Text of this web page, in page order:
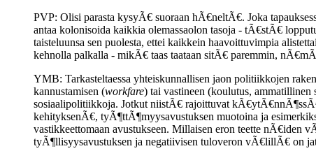
PVP: Olisi parasta kysyÃ€ suoraan hÃ€neltÃ€. Joka
antaa kolonisoida kaikkia olemassaolon tasoja - tÃ€stÃ€
taisteluunsa sen puolesta, ettei kaikkein haavoittuvimpia
kehnolla palkalla - mikÃ€ taas taataan sitÃ€ paremmin,
YMB: Tarkasteltaessa yhteiskunnallisen jaon politiikkojen
kannustamisen (workfare) tai vastineen (koulutus,
sosiaalipolitiikkoja. Jotkut niistÃ€ rajoittuvat
kehityksenÃ€, tyÃ¶ttÃ¶myysavustuksen muotoina ja
vastikkeettomaan avustukseen. Millaisen eron teette nÃ€iden
tyÃ¶llisyysavustuksen ja negatiivisen tuloveron vÃ€lillÃ€ on